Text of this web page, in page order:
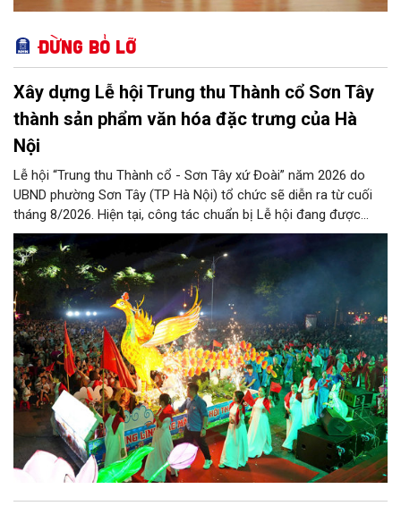
Đừng bỏ lỡ
Xây dựng Lễ hội Trung thu Thành cổ Sơn Tây
thành sản phẩm văn hóa đặc trưng của Hà
Nội
Lễ hội “Trung thu Thành cổ - Sơn Tây xứ Đoài” năm 2026 do
UBND phường Sơn Tây (TP Hà Nội) tổ chức sẽ diễn ra từ cuối
tháng 8/2026. Hiện tại, công tác chuẩn bị Lễ hội đang được
chính quyền phường Sơn Tây cùng các phòng, ban, ngành, đơn
vị và 25 tổ dân phố khẩn trương triển khai, tạo khí thế sôi nổi,
sẵn sàng mang đến cho Nhân dân và du khách một mùa Trung
thu quy mô, đặc sắc và giàu bản sắc văn hóa xứ Đoài.